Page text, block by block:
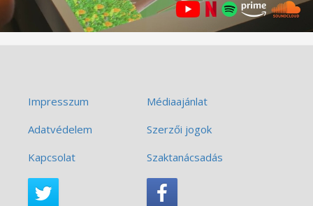
Impresszum
Médiaajánlat
Adatvédelem
Szerzői jogok
Kapcsolat
Szaktanácsadás